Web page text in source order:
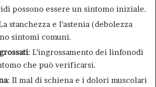
possono essere un sintomo iniziale.
stanchezza e l’astenia (debolezza
sintomi comuni.
: L’ingrossamento dei linfonodi
che può verificarsi.
: Il mal di schiena e i dolori muscolari